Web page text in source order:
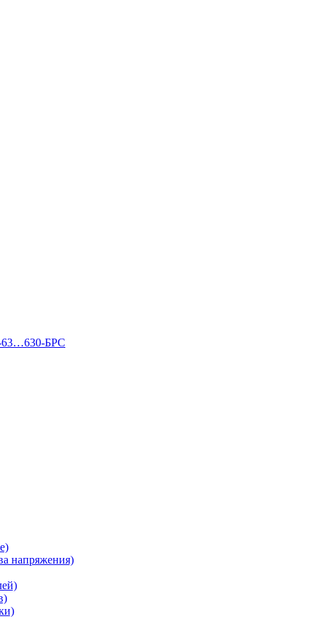
63…630-БРС
напряжения)